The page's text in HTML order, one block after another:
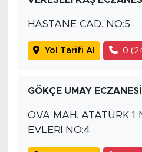
HASTANE CAD. NO:5
Yol Tarifi Al 0
GÖKÇE UMAY ECZANESİ
OVA MAH. ATATÜRK 1
EVLERİ NO:4